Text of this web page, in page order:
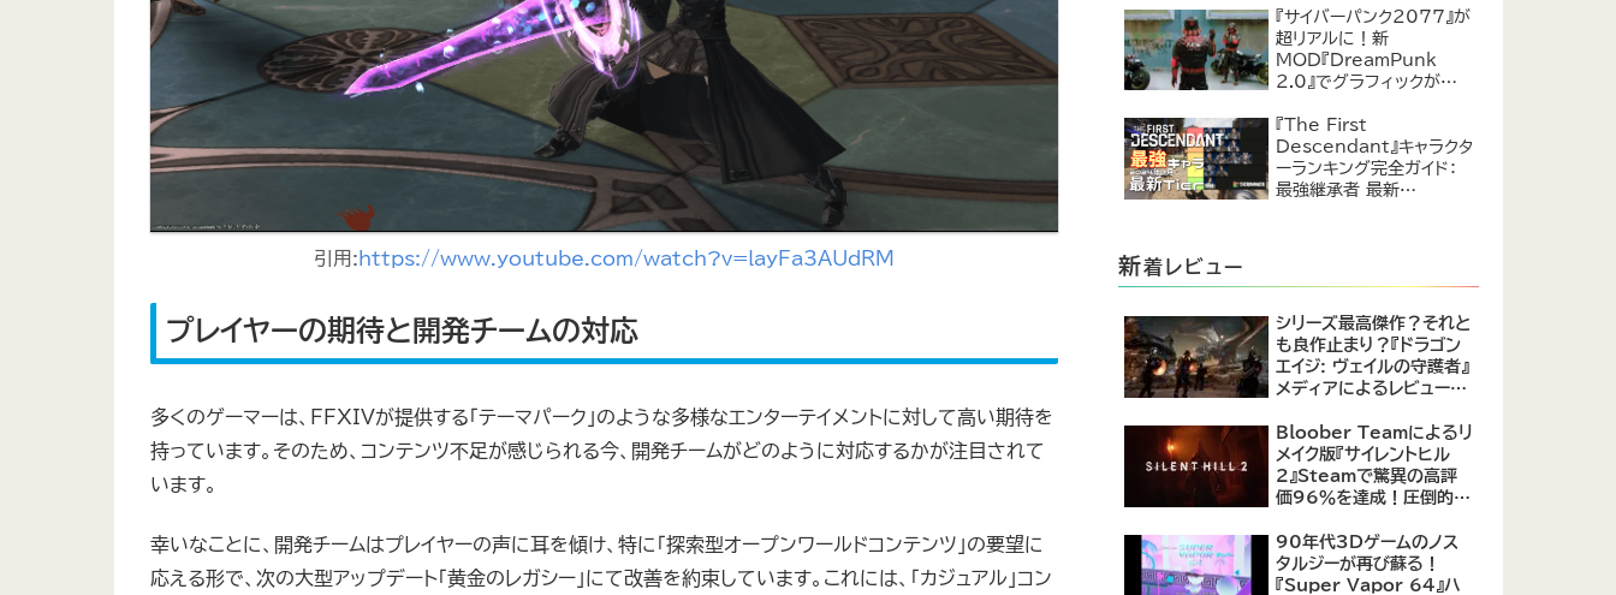
引用: https://www.youtube.com/watch?v=layFa3AUdRM
プレイヤーの期待と開発チームの対応
多くのゲーマーは、FFXIVが提供する「テーマパーク」のような多様なエンターテイメントに対して高い期待を
持っています。そのため、コンテンツ不足が感じられる今、開発チームがどのように対応するかが注目されて
います。
幸いなことに、開発チームはプレイヤーの声に耳を傾け、特に「探索型オープンワールドコンテンツ」の要望に
応える形で、次の大型アップデート「黄金のレガシー」にて改善を約束しています。これには、「カジュアル」コン
『サイバーパンク2077』が
超リアルに！新
MOD『DreamPunk
2.0』でグラフィックが恐ろ
『The First
Descendant』キャラクタ
ーランキング完全ガイド：
最強継承者 最新
新着レビュー
シリーズ最高傑作？それと
も良作止まり？『ドラゴン
エイジ: ヴェイルの守護者』
メディアによるレビューが
ラクター育成システムは好
評、戦闘システムは賛否あ
り
Bloober Teamによるリ
メイク版『サイレントヒル
2』Steamで驚異の高評
価96％を達成！圧倒的な
の復活
90年代3Dゲームのノス
タルジーが再び蘇る！
『Super Vapor 64』ハ